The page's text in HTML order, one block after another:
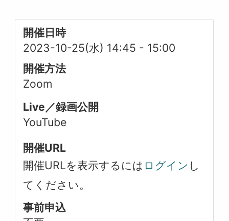
開催日時
2023-10-25(水) 14:45 - 15:00
開催方法
Zoom
Live／録画公開
YouTube
開催URL
開催URLを表示するには ログイン し
てください。
事前申込